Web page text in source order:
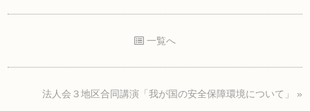
一覧へ
法人会３地区合同講演「我が国の安全保障環境について」 »